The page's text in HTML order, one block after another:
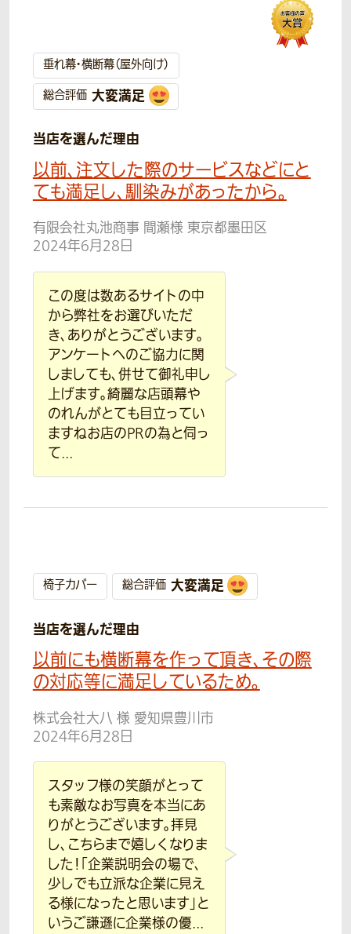
垂れ幕・横断幕（屋外向け）
総合評価 大変満足
当店を選んだ理由
以前、注文した際のサービスなどにと
ても満足し、馴染みがあったから。
有限会社丸池商事 間瀬様 東京都墨田区
2024年6月28日
この度は数あるサイトの中
から弊社をお選びいただ
き、ありがとうございます。
アンケートへのご協力に関
しましても、併せて御礼申し
上げます。綺麗な店頭幕や
のれんがとても目立ってい
ますねお店のPRの為と伺っ
て...
椅子カバー 総合評価 大変満足
当店を選んだ理由
以前にも横断幕を作って頂き、その際
の対応等に満足しているため。
株式会社大八 様 愛知県豊川市
2024年6月28日
スタッフ様の笑顔がとって
も素敵なお写真を本当にあ
りがとうございます。拝見
し、こちらまで嬉しくなりま
した！「企業説明会の場で、
少しでも立派な企業に見え
る様になったと思います」と
いうご謙遜に企業様の優...